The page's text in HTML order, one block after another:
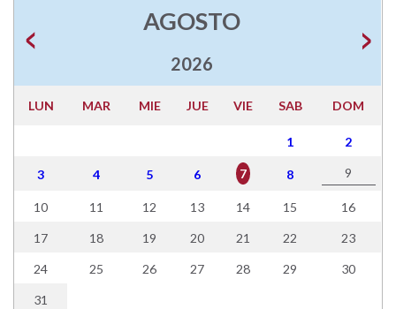
AGOSTO
2026
LUN MAR MIE JUE VIE SAB DOM
1 2
3 4 5 6 7 8 9
10 11 12 13 14 15 16
17 18 19 20 21 22 23
24 25 26 27 28 29 30
31